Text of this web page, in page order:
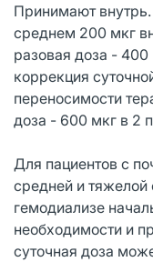
Принимают внутрь.
среднем 200 мкг
разовая доза -
коррекция
переносимости
доза - 600 мкг в 2
Для пациентов с
средней и тяжелой
гемодиализе
необходимости и
суточная доза